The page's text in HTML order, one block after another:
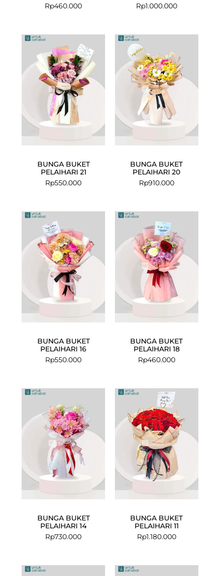
Rp460.000
Rp1.000.000
BUNGA BUKET
PELAIHARI 21
Rp550.000
BUNGA BUKET
PELAIHARI 20
Rp910.000
BUNGA BUKET
PELAIHARI 16
Rp550.000
BUNGA BUKET
PELAIHARI 18
Rp460.000
BUNGA BUKET
PELAIHARI 14
Rp730.000
BUNGA BUKET
PELAIHARI 11
Rp1.180.000